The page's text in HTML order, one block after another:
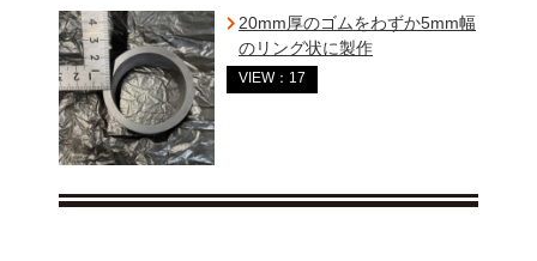
20mm厚のゴムをわずか5mm幅
のリング状に製作
VIEW：17